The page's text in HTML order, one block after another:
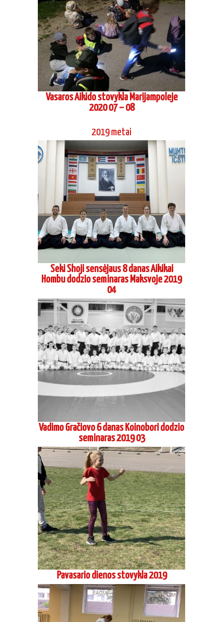
Vasaros Aikido stovykla Marijampoleje
2020 07 – 08
2019 metai
Seki Shoji sensėjaus 8 danas Aikikai
Hombu dodzio seminaras Maksvoje 2019
04
Vadimo Gračiovo 6 danas Koinobori dodzio
seminaras 2019 03
Pavasario dienos stovykla 2019